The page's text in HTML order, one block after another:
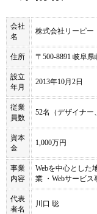
会社
名
株式会社リーピー
住所 〒500-8891 岐阜
設立
年月
2013年10月2日
従業
員数
52名（デザイナ
資本
金
1,000万円
事業
内容
Webを中心とした
業 ・Webサービス
代表
者名
川口 聡